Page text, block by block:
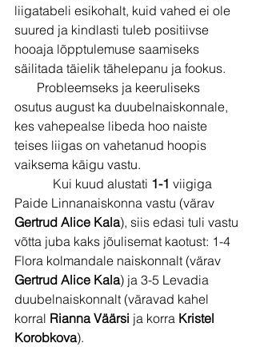
liigatabeli esikohalt, kuid vahed ei ole
suured ja kindlasti tuleb positiivse
hooaja lõpptulemuse saamiseks
säilitada täielik tähelepanu ja fookus.
Probleemseks ja keeruliseks
osutus august ka duubelnaiskonnale,
kes vahepealse libeda hoo naiste
teises liigas on vahetanud hoopis
vaiksema käigu vastu.
Kui kuud alustati 1-1 viigiga
Paide Linnanaiskonna vastu (värav
Gertrud Alice Kala), siis edasi tuli vastu
võtta juba kaks jõulisemat kaotust: 1-4
Flora kolmandale naiskonnalt (värav
Gertrud Alice Kala) ja 3-5 Levadia
duubelnaiskonnalt (väravad kahel
korral Rianna Väärsi ja korra Kristel
Korobkova).